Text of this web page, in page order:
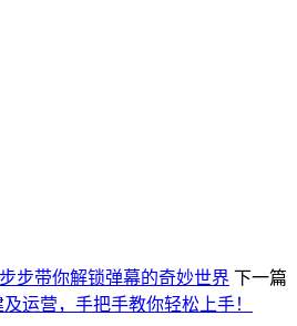
步带你解锁弹幕的奇妙世界 下一篇
运营，手把手教你轻松上手！